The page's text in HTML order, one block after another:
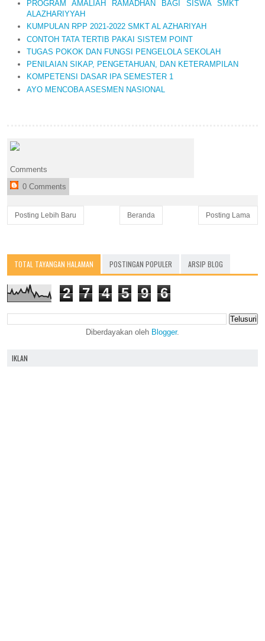
PROGRAM AMALIAH RAMADHAN BAGI SISWA SMKT
ALAZHARIYYAH
KUMPULAN RPP 2021-2022 SMKT AL AZHARIYAH
CONTOH TATA TERTIB PAKAI SISTEM POINT
TUGAS POKOK DAN FUNGSI PENGELOLA SEKOLAH
PENILAIAN SIKAP, PENGETAHUAN, DAN KETERAMPILAN
KOMPETENSI DASAR IPA SEMESTER 1
AYO MENCOBA ASESMEN NASIONAL
Comments
0 Comments
Posting Lebih Baru Posting Lama
Beranda
TOTAL TAYANGAN HALAMAN POSTINGAN POPULER ARSIP BLOG
2 7 4 5 9 6
Diberdayakan oleh Blogger.
IKLAN